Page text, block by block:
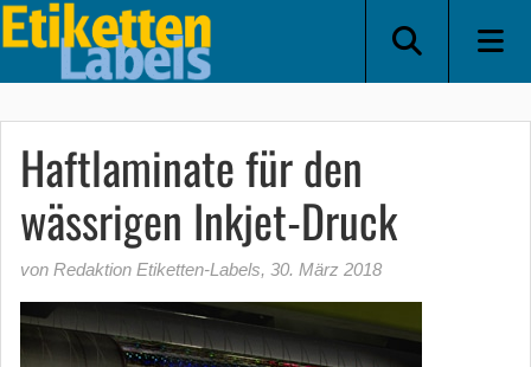
Haftlaminate für den
wässrigen Inkjet-Druck
von Redaktion Etiketten-Labels, 30. März 2018